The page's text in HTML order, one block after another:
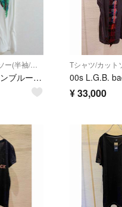
Tシャツ/カットソー(半袖/袖なし)
L.G.B. ルグランブルー Tシャツ 蝶々 サイズ1
¥33,000